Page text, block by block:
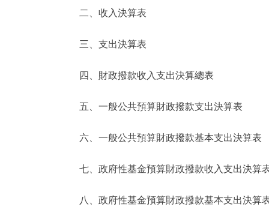
便民服務
仲介服務
政民互動
12345網上接訴即辦
二、收入決算表
三、支出決算表
四、財政撥款收入支出決算總表
五、一般公共預算財政撥款支出決算表
六、一般公共預算財政撥款基本支出決算表
七、政府性基金預算財政撥款收入支出決算
八、政府性基金預算財政撥款基本支出決算